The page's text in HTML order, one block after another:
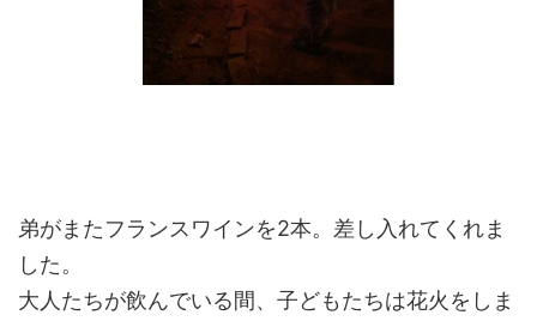
弟がまたフランスワインを2本。差し入れてくれま
した。
大人たちが飲んでいる間、子どもたちは花火をしま